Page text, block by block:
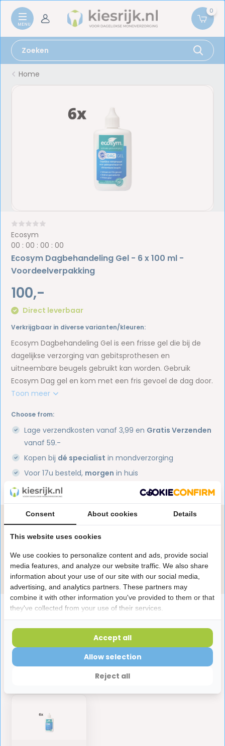
0
Home
Ecosym
00 :00 :00 :00
Ecosym Dagbehandeling Gel - 6 x 100 ml -
Voordeelverpakking
100,-
Direct leverbaar
Verkrijgbaar in diverse varianten/kleuren:
Ecosym Dagbehandeling Gel is een frisse gel die bij de
dagelijkse verzorging van gebitsprothesen en
uitneembare beugels gebruikt kan worden. Gebruik
Ecosym Dag gel en kom met een fris gevoel de dag door.
Toon meer
Choose from:
Lage verzendkosten vanaf 3,99 en Gratis Verzenden
vanaf 59.-
Kopen bij dé specialist in mondverzorging
Voor 17u besteld, morgen in huis
1 miljoen+tevreden klanten
Productomschrijving
Heb je een vraag over dit product?
Onze specialisten helpen je graag! Spreek ons aan
Stuur e-mail
Laatst bekeken producten
Consent About cookies Details
This website uses cookies
We use cookies to personalize content and ads, provide social
media features, and analyze our website traffic. We also share
information about your use of our site with our social media,
advertising, and analytics partners. These partners may
combine it with other information you've provided to them or that
they've collected from your use of their services.
Reject all
Allow selection
Accept all